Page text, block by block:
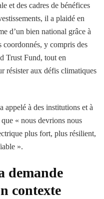
et des cadres de bénéfices
il a plaidé en
d’un bien national grâce à
coordonnés, y compris des
Trust Fund, tout en
résister aux défis climatiques
appelé à des institutions et à
« nous devrions nous
plus fort, plus résilient,
».
demande
contexte